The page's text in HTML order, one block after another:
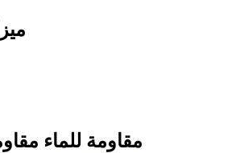
مقاومة للماء